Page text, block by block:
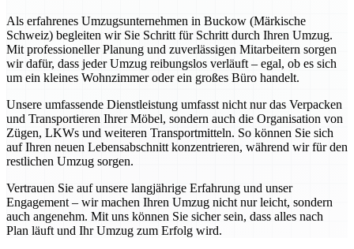
Als erfahrenes Umzugsunternehmen in Buckow (Märkische
Schweiz) begleiten wir Sie Schritt für Schritt durch Ihren Umzug.
Mit professioneller Planung und zuverlässigen Mitarbeitern sorgen
wir dafür, dass jeder Umzug reibungslos verläuft – egal, ob es sich
um ein kleines Wohnzimmer oder ein großes Büro handelt.
Unsere umfassende Dienstleistung umfasst nicht nur das Verpacken
und Transportieren Ihrer Möbel, sondern auch die Organisation von
Zügen, LKWs und weiteren Transportmitteln. So können Sie sich
auf Ihren neuen Lebensabschnitt konzentrieren, während wir für den
restlichen Umzug sorgen.
Vertrauen Sie auf unsere langjährige Erfahrung und unser
Engagement – wir machen Ihren Umzug nicht nur leicht, sondern
auch angenehm. Mit uns können Sie sicher sein, dass alles nach
Plan läuft und Ihr Umzug zum Erfolg wird.